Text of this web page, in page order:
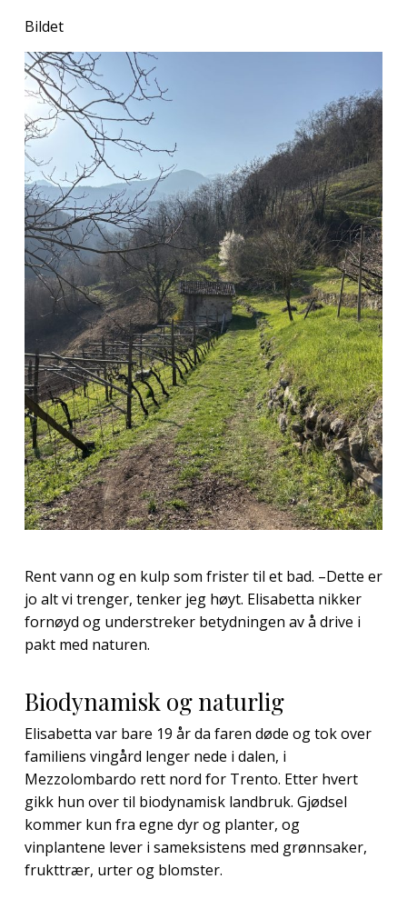
Bildet
Rent vann og en kulp som frister til et bad. –Dette er
jo alt vi trenger, tenker jeg høyt. Elisabetta nikker
fornøyd og understreker betydningen av å drive i
pakt med naturen.
Biodynamisk og naturlig
Elisabetta var bare 19 år da faren døde og tok over
familiens vingård lenger nede i dalen, i
Mezzolombardo rett nord for Trento. Etter hvert
gikk hun over til biodynamisk landbruk. Gjødsel
kommer kun fra egne dyr og planter, og
vinplantene lever i sameksistens med grønnsaker,
frukttrær, urter og blomster.